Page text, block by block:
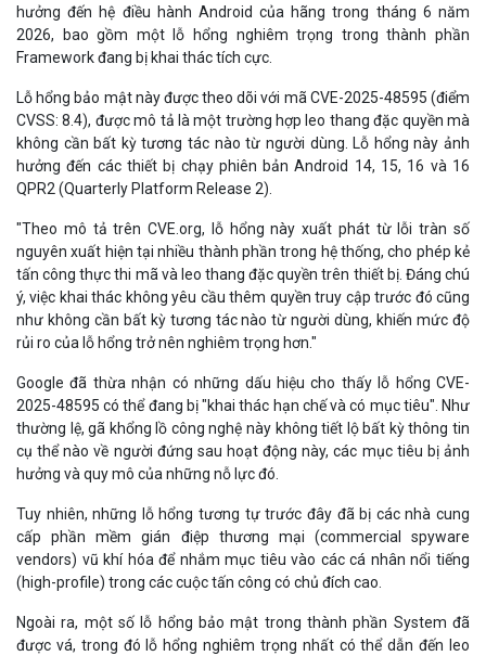
hưởng đến hệ điều hành Android của hãng trong tháng 6 năm
2026, bao gồm một lỗ hổng nghiêm trọng trong thành phần
Framework đang bị khai thác tích cực.
Lỗ hổng bảo mật này được theo dõi với mã CVE-2025-48595 (điểm
CVSS: 8.4), được mô tả là một trường hợp leo thang đặc quyền mà
không cần bất kỳ tương tác nào từ người dùng. Lỗ hổng này ảnh
hưởng đến các thiết bị chạy phiên bản Android 14, 15, 16 và 16
QPR2 (Quarterly Platform Release 2).
"Theo mô tả trên CVE.org, lỗ hổng này xuất phát từ lỗi tràn số
nguyên xuất hiện tại nhiều thành phần trong hệ thống, cho phép kẻ
tấn công thực thi mã và leo thang đặc quyền trên thiết bị. Đáng chú
ý, việc khai thác không yêu cầu thêm quyền truy cập trước đó cũng
như không cần bất kỳ tương tác nào từ người dùng, khiến mức độ
rủi ro của lỗ hổng trở nên nghiêm trọng hơn."
Google đã thừa nhận có những dấu hiệu cho thấy lỗ hổng CVE-
2025-48595 có thể đang bị "khai thác hạn chế và có mục tiêu". Như
thường lệ, gã khổng lồ công nghệ này không tiết lộ bất kỳ thông tin
cụ thể nào về người đứng sau hoạt động này, các mục tiêu bị ảnh
hưởng và quy mô của những nỗ lực đó.
Tuy nhiên, những lỗ hổng tương tự trước đây đã bị các nhà cung
cấp phần mềm gián điệp thương mại (commercial spyware
vendors) vũ khí hóa để nhắm mục tiêu vào các cá nhân nổi tiếng
(high-profile) trong các cuộc tấn công có chủ đích cao.
Ngoài ra, một số lỗ hổng bảo mật trong thành phần System đã
được vá, trong đó lỗ hổng nghiêm trọng nhất có thể dẫn đến leo